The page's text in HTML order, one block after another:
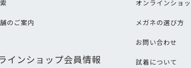
のご案内
インショップ会員情報
オンラインショ
メガネの選び方
お問い合わせ
試着について